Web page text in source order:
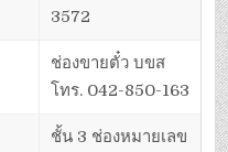
3572
ช่องขายตั๋ว บขส
โทร. 042-850-163
ชั้น 3 ช่องหมายเลข